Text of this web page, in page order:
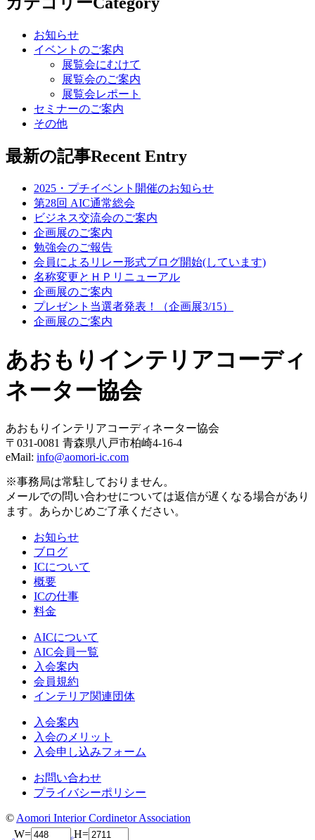
W= H=
VOICE〜入会のメリット
入会申し込みフォーム
contact
お知らせ
イベントのご案内
展覧会にむけて
展覧会のご案内
展覧会レポート
セミナーのご案内
その他
最新の記事Recent Entry
2025・プチイベント開催のお知らせ
第28回 AIC通常総会
ビジネス交流会のご案内
企画展のご案内
勉強会のご報告
会員によるリレー形式ブログ開始(しています)
名称変更とＨＰリニューアル
企画展のご案内
プレゼント当選者発表！（企画展3/15）
企画展のご案内
あおもりインテリアコーディ
ネーター協会
あおもりインテリアコーディネーター協会
〒031-0081 青森県八戸市柏崎4-16-4
eMail: info@aomori-ic.com
※事務局は常駐しておりません。
メールでの問い合わせについては返信が遅くなる場合があり
ます。あらかじめご了承ください。
お知らせ
ブログ
ICについて
概要
ICの仕事
料金
AICについて
AIC会員一覧
入会案内
会員規約
インテリア関連団体
入会案内
入会のメリット
入会申し込みフォーム
お問い合わせ
プライバシーポリシー
© Aomori Interior Cordinetor Association